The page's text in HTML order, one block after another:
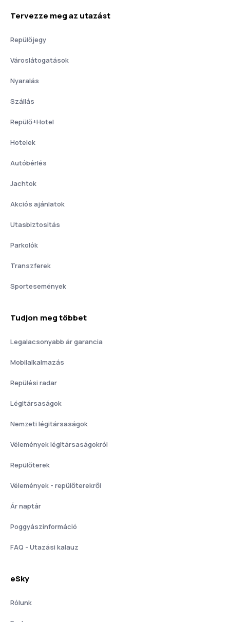
Tervezze meg az utazást
Repülőjegy
Városlátogatások
Nyaralás
Szállás
Repülő+Hotel
Hotelek
Autóbérlés
Jachtok
Akciós ajánlatok
Utasbiztositás
Parkolók
Transzferek
Sportesemények
Tudjon meg többet
Legalacsonyabb ár garancia
Mobilalkalmazás
Repülési radar
Légitársaságok
Nemzeti légitársaságok
Vélemények légitársaságokról
Repülőterek
Vélemények - repülőterekről
Ár naptár
Poggyászinformáció
FAQ - Utazási kalauz
eSky
Rólunk